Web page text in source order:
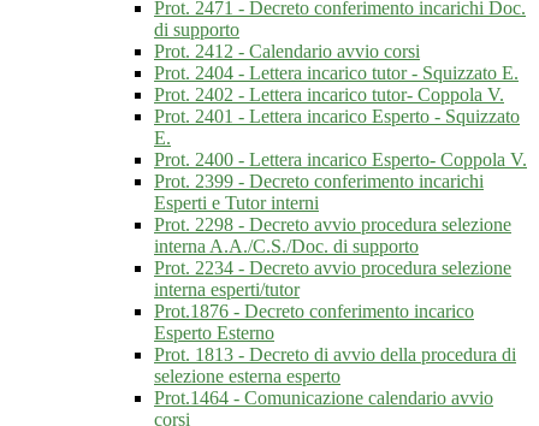
Prot. 2471 - Decreto conferimento incarichi Doc.
di supporto
Prot. 2412 - Calendario avvio corsi
Prot. 2404 - Lettera incarico tutor - Squizzato E.
Prot. 2402 - Lettera incarico tutor- Coppola V.
Prot. 2401 - Lettera incarico Esperto - Squizzato
E.
Prot. 2400 - Lettera incarico Esperto- Coppola V.
Prot. 2399 - Decreto conferimento incarichi
Esperti e Tutor interni
Prot. 2298 - Decreto avvio procedura selezione
interna A.A./C.S./Doc. di supporto
Prot. 2234 - Decreto avvio procedura selezione
interna esperti/tutor
Prot.1876 - Decreto conferimento incarico
Esperto Esterno
Prot. 1813 - Decreto di avvio della procedura di
selezione esterna esperto
Prot.1464 - Comunicazione calendario avvio
corsi